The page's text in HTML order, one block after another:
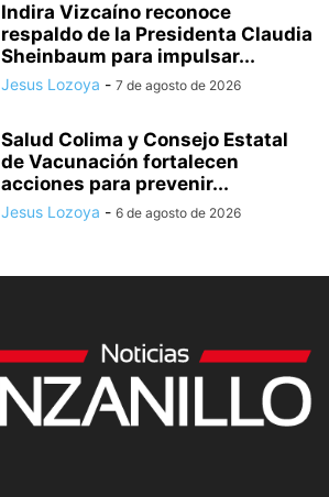
Indira Vizcaíno reconoce
respaldo de la Presidenta Claudia
Sheinbaum para impulsar...
Jesus Lozoya - 7 de agosto de 2026
Salud Colima y Consejo Estatal
de Vacunación fortalecen
acciones para prevenir...
Jesus Lozoya - 6 de agosto de 2026